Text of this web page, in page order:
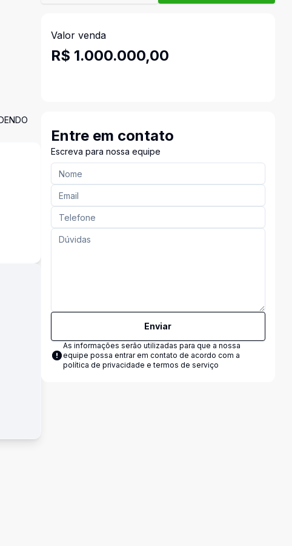
Valor venda
R$ 1.000.000,00
Entre em contato
Escreva para nossa equipe
Enviar
As informações serão utilizadas para que a nossa
equipe possa entrar em contato de acordo com a
política de privacidade e termos de serviço